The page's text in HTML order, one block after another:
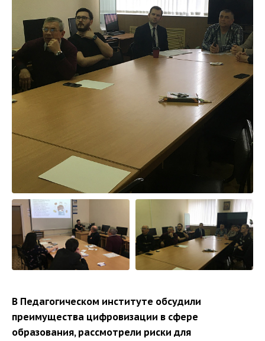
В Педагогическом институте обсудили
преимущества цифровизации в сфере
образования, рассмотрели риски для